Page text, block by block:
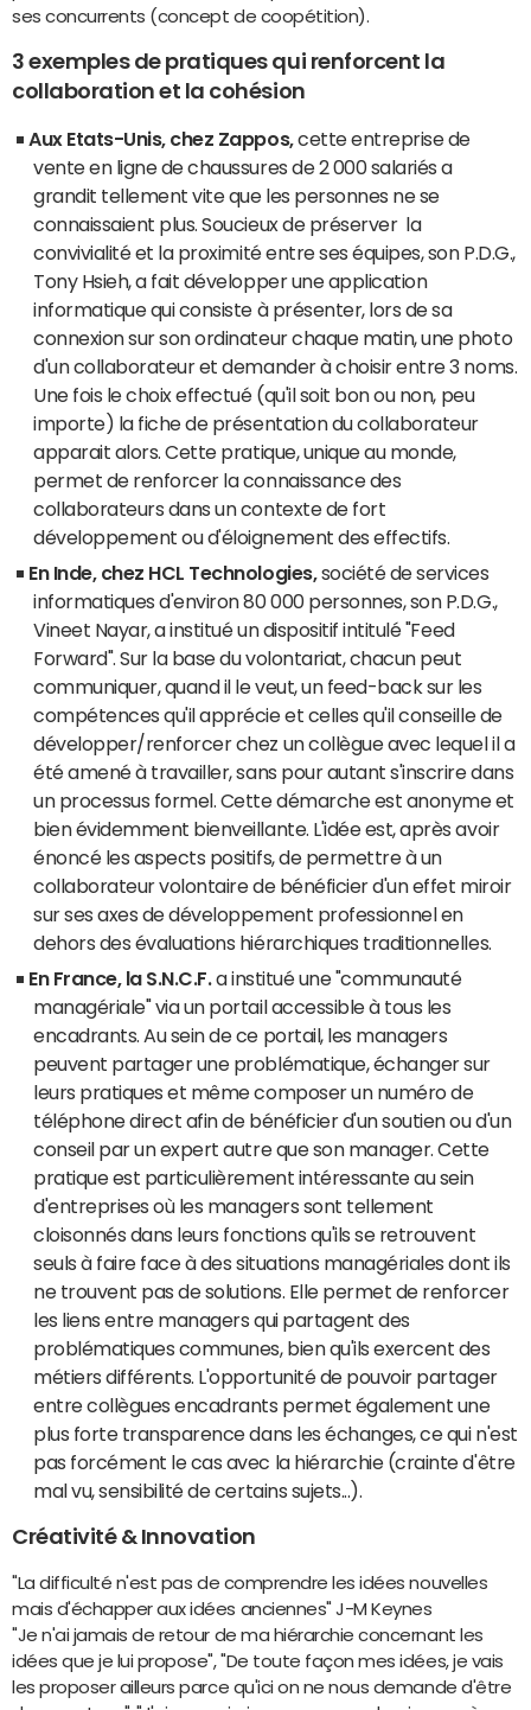
ses concurrents (concept de coopétition).
3 exemples de pratiques qui renforcent la
collaboration et la cohésion
Aux Etats-Unis, chez Zappos, cette entreprise de
vente en ligne de chaussures de 2 000 salariés a
grandit tellement vite que les personnes ne se
connaissaient plus. Soucieux de préserver la
convivialité et la proximité entre ses équipes, son P.D.G.,
Tony Hsieh, a fait développer une application
informatique qui consiste à présenter, lors de sa
connexion sur son ordinateur chaque matin, une photo
d'un collaborateur et demander à choisir entre 3 noms.
Une fois le choix effectué (qu'il soit bon ou non, peu
importe) la fiche de présentation du collaborateur
apparait alors. Cette pratique, unique au monde,
permet de renforcer la connaissance des
collaborateurs dans un contexte de fort
développement ou d'éloignement des effectifs.
En Inde, chez HCL Technologies, société de services
informatiques d'environ 80 000 personnes, son P.D.G.,
Vineet Nayar, a institué un dispositif intitulé "Feed
Forward". Sur la base du volontariat, chacun peut
communiquer, quand il le veut, un feed-back sur les
compétences qu'il apprécie et celles qu'il conseille de
développer/renforcer chez un collègue avec lequel il a
été amené à travailler, sans pour autant s'inscrire dans
un processus formel. Cette démarche est anonyme et
bien évidemment bienveillante. L'idée est, après avoir
énoncé les aspects positifs, de permettre à un
collaborateur volontaire de bénéficier d'un effet miroir
sur ses axes de développement professionnel en
dehors des évaluations hiérarchiques traditionnelles.
En France, la S.N.C.F. a institué une "communauté
managériale" via un portail accessible à tous les
encadrants. Au sein de ce portail, les managers
peuvent partager une problématique, échanger sur
leurs pratiques et même composer un numéro de
téléphone direct afin de bénéficier d'un soutien ou d'un
conseil par un expert autre que son manager. Cette
pratique est particulièrement intéressante au sein
d'entreprises où les managers sont tellement
cloisonnés dans leurs fonctions qu'ils se retrouvent
seuls à faire face à des situations managériales dont ils
ne trouvent pas de solutions. Elle permet de renforcer
les liens entre managers qui partagent des
problématiques communes, bien qu'ils exercent des
métiers différents. L'opportunité de pouvoir partager
entre collègues encadrants permet également une
plus forte transparence dans les échanges, ce qui n'est
pas forcément le cas avec la hiérarchie (crainte d'être
mal vu, sensibilité de certains sujets...).
Créativité & Innovation
"La difficulté n'est pas de comprendre les idées nouvelles
mais d'échapper aux idées anciennes" J-M Keynes
"Je n'ai jamais de retour de ma hiérarchie concernant les
idées que je lui propose", "De toute façon mes idées, je vais
les proposer ailleurs parce qu'ici on ne nous demande d'être